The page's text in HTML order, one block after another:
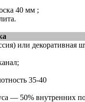
40 мм ;
или декоративная
35-40
— 50% внутренних